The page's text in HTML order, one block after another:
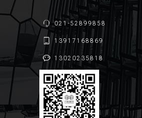
021-52899858
13917168869
13020235818